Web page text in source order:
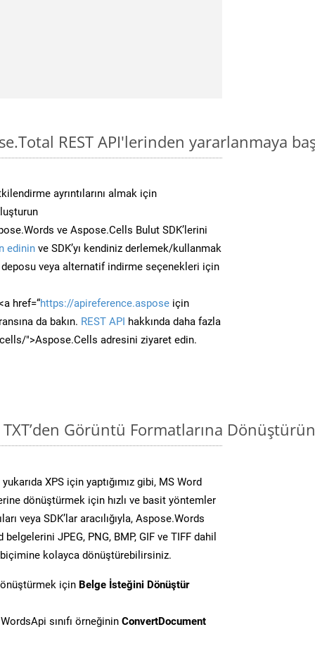
REST API'lerinden yararlanmaya
ayrıntılarını almak için
ve Aspose.Cells Bulut SDK’lerini
edinin ve SDK’yı kendiniz derlemek/kullanmak
deposu veya alternatif indirme seçenekleri için
href=“https://apireference.aspose için
da bakın. REST API hakkında daha fazla
">Aspose.Cells adresini ziyaret edin.
Görüntü Formatlarına Dönüştürün
XPS için yaptığımız gibi, MS Word
dönüştürmek için hızlı ve basit yöntemler
veya SDK’lar aracılığıyla, Aspose.Words
JPEG, PNG, BMP, GIF ve TIFF dahil
kolayca dönüştürebilirsiniz.
için Belge İsteğini Dönüştür
sınıfı örneğinin ConvertDocument